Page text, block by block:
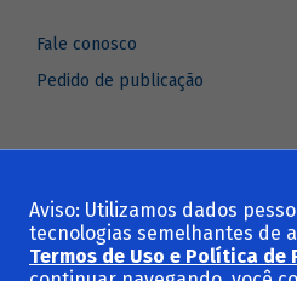
Fale conosco
Pedido de publicação
Aviso: Utilizamos dados
tecnologias semelhantes de
Termos de Uso e Política de